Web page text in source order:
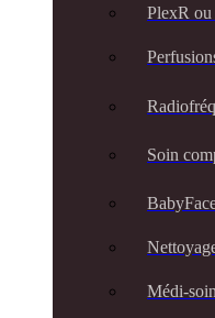
PlexR ou
Soin
Médi-